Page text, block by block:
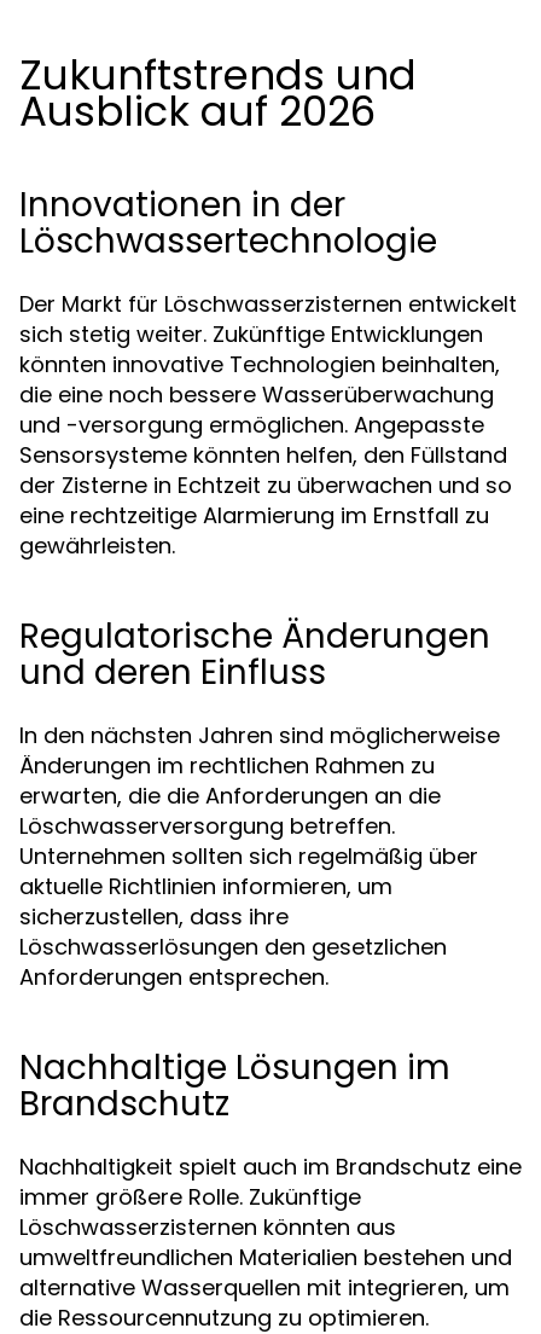
Zukunftstrends und
Ausblick auf 2026
Innovationen in der
Löschwassertechnologie
Der Markt für Löschwasserzisternen entwickelt
sich stetig weiter. Zukünftige Entwicklungen
könnten innovative Technologien beinhalten,
die eine noch bessere Wasserüberwachung
und -versorgung ermöglichen. Angepasste
Sensorsysteme könnten helfen, den Füllstand
der Zisterne in Echtzeit zu überwachen und so
eine rechtzeitige Alarmierung im Ernstfall zu
gewährleisten.
Regulatorische Änderungen
und deren Einfluss
In den nächsten Jahren sind möglicherweise
Änderungen im rechtlichen Rahmen zu
erwarten, die die Anforderungen an die
Löschwasserversorgung betreffen.
Unternehmen sollten sich regelmäßig über
aktuelle Richtlinien informieren, um
sicherzustellen, dass ihre
Löschwasserlösungen den gesetzlichen
Anforderungen entsprechen.
Nachhaltige Lösungen im
Brandschutz
Nachhaltigkeit spielt auch im Brandschutz eine
immer größere Rolle. Zukünftige
Löschwasserzisternen könnten aus
umweltfreundlichen Materialien bestehen und
alternative Wasserquellen mit integrieren, um
die Ressourcennutzung zu optimieren.